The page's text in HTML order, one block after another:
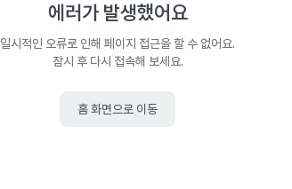
에러가 발생했어요
일시적인 오류로 인해 페이지 접근을 할 수 없어요.
잠시 후 다시 접속해 보세요.
홈 화면으로 이동